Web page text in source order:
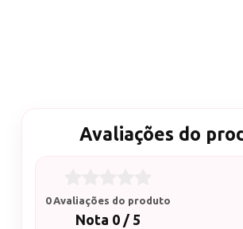
Avaliações do
0 Avaliações do produto
Nota 0 / 5